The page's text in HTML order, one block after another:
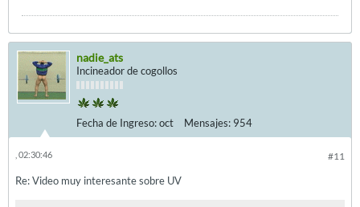
nadie_ats
Incineador de cogollos
Fecha de Ingreso:oct Mensajes: 954
#11
, 02:30:46
Re: Video muy interesante sobre UV